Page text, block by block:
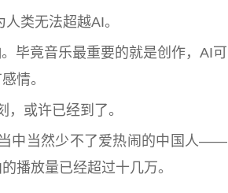
类无法超越AI。
毕竟音乐最重要的就是创作，AI可
情。
或许已经到了。
中当然少不了爱热闹的中国人——
播放量已经超过十几万。